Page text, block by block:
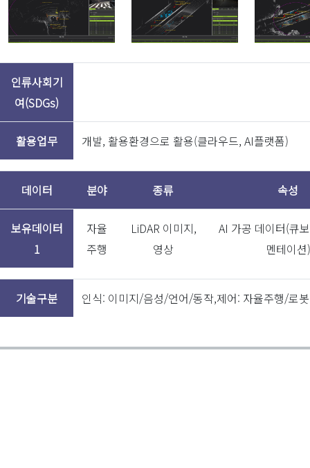
인류사회기
여(SDGs)
활용업무 개발, 활용환경으로 활용(클라우드, AI플랫폼)
데이터 분야 종류 속성
보유데이터
1
자율
주행
LiDAR 이미지,
영상
AI 가공 데이터(큐
멘테이션)
기술구분 인식: 이미지/음성/언어/동작,제어: 자율주행/로봇
주요고객 대기업 및
매출액
2021-
08-31
자율주행 LiDAR Cuboid 가공
2022-
06-20
배송로봇 데이터 가공
2022-
가공 솔루션 개발